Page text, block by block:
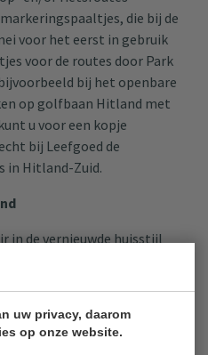
uw privacy, daarom
op onze website.
die bij de
voor het eerst in gebruik
voor de routes door Park
bij het openbare
op golfbaan Hitland met
u voor een kopje
bij Leefgoed de
in Hitland-Zuid.
in de vernieuwde huisstijl
(door)ontwikkeling van
een aantal plekken
te maken. In de